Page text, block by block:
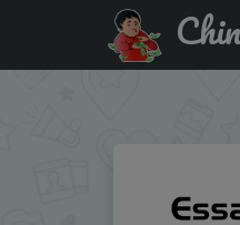
Придбати по знижці
провод шнур для iPhone…